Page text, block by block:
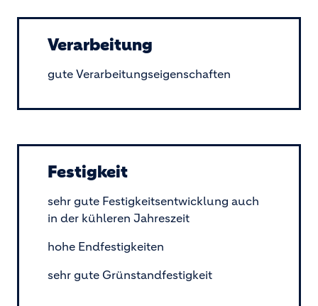
Verarbeitung
gute Verarbeitungseigenschaften
Festigkeit
sehr gute Festigkeitsentwicklung auch
in der kühleren Jahreszeit
hohe Endfestigkeiten
sehr gute Grünstandfestigkeit